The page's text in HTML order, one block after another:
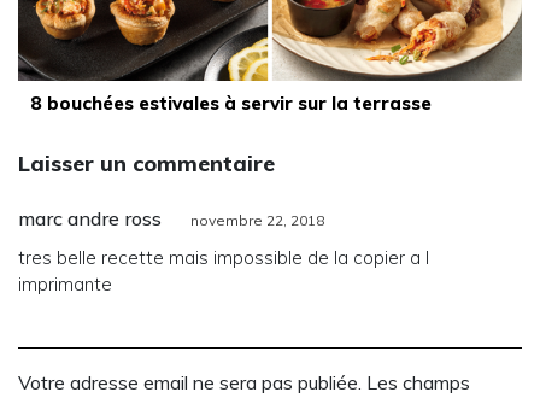
8 bouchées estivales à servir sur la terrasse
Laisser un commentaire
marc andre ross novembre 22, 2018
tres belle recette mais impossible de la copier a l
imprimante
Votre adresse email ne sera pas publiée. Les champs